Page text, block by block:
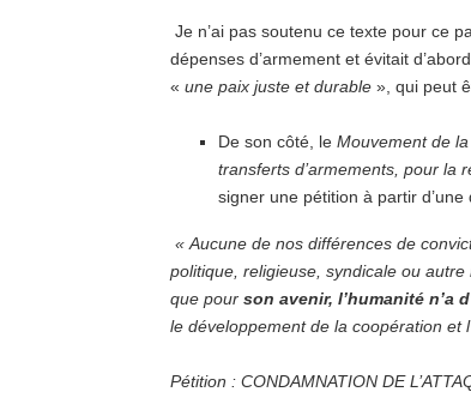
Je n’ai pas soutenu ce texte pour ce
dépenses d’armement et évitait
« une paix juste et durable », qui peut
De son côté, le Mouvement de
transferts d’armements, pour la
signer une pétition à partir d’une
« Aucune de nos différences de
politique, religieuse, syndicale ou
que pour son avenir, l’humanité n’a
le développement de la coopération et
Pétition : CONDAMNATION DE